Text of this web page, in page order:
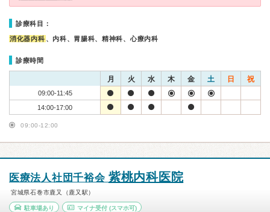
診療科目：
消化器内科 、内科、胃腸科、精神科、心療内科
診療時間
月 火 水 木 金 土 日 祝
09:00-11:45
14:00-17:00
09:00-12:00
医療法人社団千裕会 紫桃内科医院
宮城県石巻市鹿又（鹿又駅）
駐車場あり マイナ受付(スマホ可)